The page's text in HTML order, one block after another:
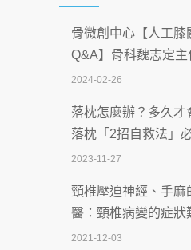
2026-07-08
沒菸酒也瀕臨洗腎？
慣」逆轉腎功能 醫揭
2026-07-08
體溫飆破41度！醫連
致死率達8成
2026-07-07
深耕萬華55年 西園
智慧 醫療布局
2026-07-06
骨微創中心【人工膝
Q&A】骨科魏志定主
2024-02-26
落枕怎麼辦？多久才
落枕「2招自救法」
2023-11-27
頸椎壓迫神經、手麻
醫：頸椎病變的症狀
2021-12-03